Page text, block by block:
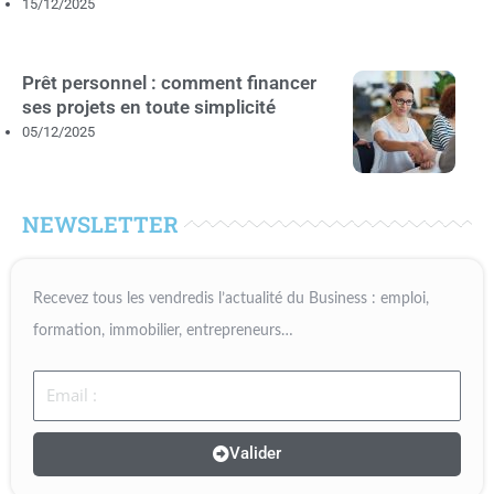
15/12/2025
Prêt personnel : comment financer
ses projets en toute simplicité
05/12/2025
NEWSLETTER
Recevez tous les vendredis l’actualité du Business : emploi,
formation, immobilier, entrepreneurs…
Email
Valider